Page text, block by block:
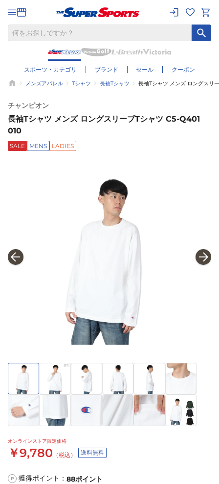
スポーツ・カテゴリ ブランド セール クーポン
メンズアパレル Tシャツ 長袖Tシャツ 長袖Tシャツ メンズ ロングスリ
チャンピオン
長袖Tシャツ メンズ ロングスリーブTシャツ C5-Q401
010
SALE MENS LADIES
オンラインストア限定価格
￥9,780 （税込） 送料無料
P 獲得ポイント： 88ポイント